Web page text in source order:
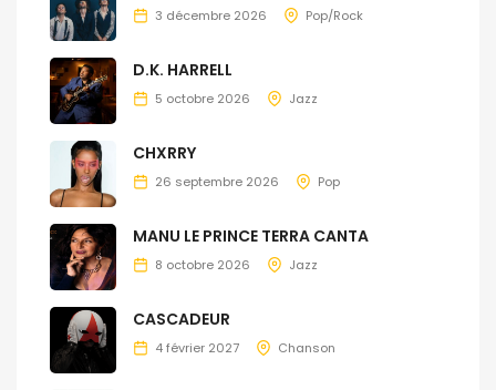
3 décembre 2026 Pop/Rock
D.K. HARRELL
5 octobre 2026 Jazz
CHXRRY
26 septembre 2026 Pop
MANU LE PRINCE TERRA CANTA
8 octobre 2026 Jazz
CASCADEUR
4 février 2027 Chanson